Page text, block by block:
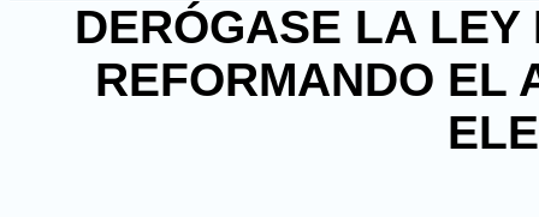
DERÓGASE LA
REFORMANDO EL